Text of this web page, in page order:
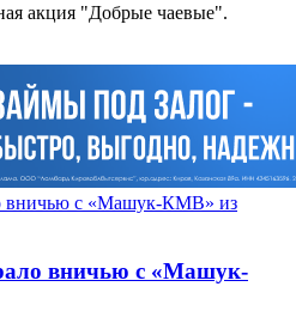
акция "Добрые чаевые".
вничью с ​​​​«Машук-